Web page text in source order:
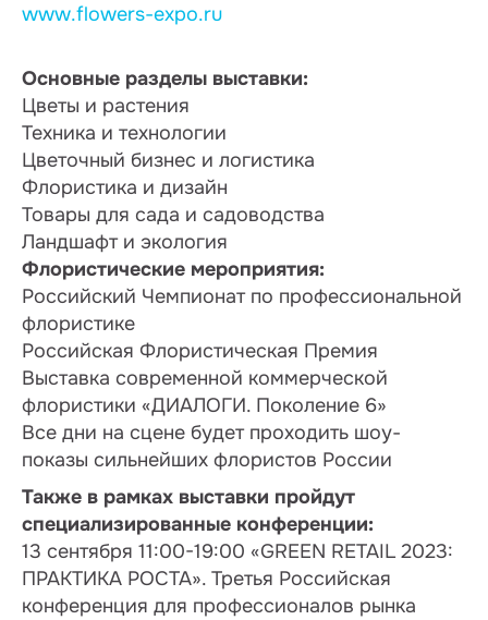
www.flowers-expo.ru
Основные разделы выставки:
Цветы и растения
Техника и технологии
Цветочный бизнес и логистика
Флористика и дизайн
Товары для сада и садоводства
Ландшафт и экология
Флористические мероприятия:
Российский Чемпионат по профессиональной
флористике
Российская Флористическая Премия
Выставка современной коммерческой
флористики «ДИАЛОГИ. Поколение 6»
Все дни на сцене будет проходить шоу-
показы сильнейших флористов России
Также в рамках выставки пройдут
специализированные конференции:
13 сентября 11:00-19:00 «GREEN RETAIL 2023:
ПРАКТИКА РОСТА». Третья Российская
конференция для профессионалов рынка